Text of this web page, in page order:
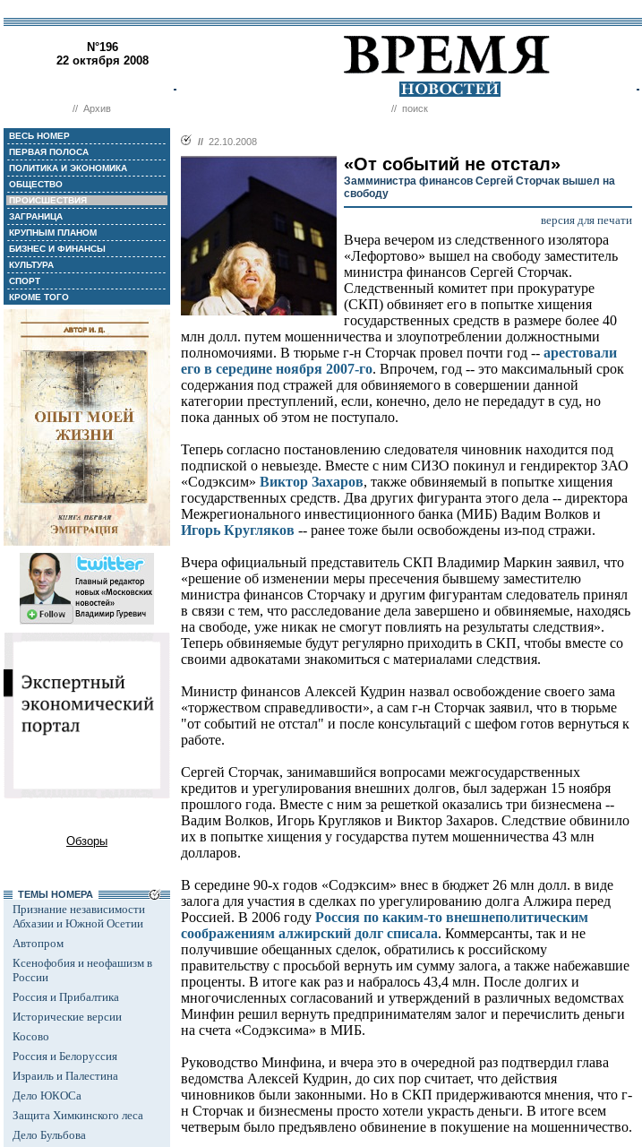
N°196
22 октября 2008
// Архив // поиск
ВЕСЬ НОМЕР
ПЕРВАЯ ПОЛОСА
ПОЛИТИКА И ЭКОНОМИКА
ОБЩЕСТВО
ПРОИСШЕСТВИЯ
ЗАГРАНИЦА
КРУПНЫМ ПЛАНОМ
БИЗНЕС И ФИНАНСЫ
КУЛЬТУРА
СПОРТ
КРОМЕ ТОГО
Обзоры
ТЕМЫ НОМЕРА
Признание независимости
Абхазии и Южной Осетии
Автопром
Ксенофобия и неофашизм в
России
Россия и Прибалтика
Исторические версии
Косово
Россия и Белоруссия
Израиль и Палестина
Дело ЮКОСа
Защита Химкинского леса
Дело Бульбова
// 22.10.2008
«От событий не отстал»
Замминистра финансов Сергей Сторчак вышел на
свободу
версия для печати
Вчера вечером из следственного изолятора
«Лефортово» вышел на свободу заместитель
министра финансов Сергей Сторчак.
Следственный комитет при прокуратуре
(СКП) обвиняет его в попытке хищения
государственных средств в размере более 40
млн долл. путем мошенничества и злоупотреблении должностными
полномочиями. В тюрьме г-н Сторчак провел почти год -- арестовали
его в середине ноября 2007-го. Впрочем, год -- это максимальный срок
содержания под стражей для обвиняемого в совершении данной
категории преступлений, если, конечно, дело не передадут в суд, но
пока данных об этом не поступало.
Теперь согласно постановлению следователя чиновник находится под
подпиской о невыезде. Вместе с ним СИЗО покинул и гендиректор ЗАО
«Содэксим» Виктор Захаров, также обвиняемый в попытке хищения
государственных средств. Два других фигуранта этого дела -- директора
Межрегионального инвестиционного банка (МИБ) Вадим Волков и
Игорь Кругляков -- ранее тоже были освобождены из-под стражи.
Вчера официальный представитель СКП Владимир Маркин заявил, что
«решение об изменении меры пресечения бывшему заместителю
министра финансов Сторчаку и другим фигурантам следователь принял
в связи с тем, что расследование дела завершено и обвиняемые, находясь
на свободе, уже никак не смогут повлиять на результаты следствия».
Теперь обвиняемые будут регулярно приходить в СКП, чтобы вместе со
своими адвокатами знакомиться с материалами следствия.
Министр финансов Алексей Кудрин назвал освобождение своего зама
«торжеством справедливости», а сам г-н Сторчак заявил, что в тюрьме
"от событий не отстал" и после консультаций с шефом готов вернуться к
работе.
Сергей Сторчак, занимавшийся вопросами межгосударственных
кредитов и урегулирования внешних долгов, был задержан 15 ноября
прошлого года. Вместе с ним за решеткой оказались три бизнесмена --
Вадим Волков, Игорь Кругляков и Виктор Захаров. Следствие обвинило
их в попытке хищения у государства путем мошенничества 43 млн
долларов.
В середине 90-х годов «Содэксим» внес в бюджет 26 млн долл. в виде
залога для участия в сделках по урегулированию долга Алжира перед
Россией. В 2006 году Россия по каким-то внешнеполитическим
соображениям алжирский долг списала. Коммерсанты, так и не
получившие обещанных сделок, обратились к российскому
правительству с просьбой вернуть им сумму залога, а также набежавшие
проценты. В итоге как раз и набралось 43,4 млн. После долгих и
многочисленных согласований и утверждений в различных ведомствах
Минфин решил вернуть предпринимателям залог и перечислить деньги
на счета «Содэксима» в МИБ.
Руководство Минфина, и вчера это в очередной раз подтвердил глава
ведомства Алексей Кудрин, до сих пор считает, что действия
чиновников были законными. Но в СКП придерживаются мнения, что г-
н Сторчак и бизнесмены просто хотели украсть деньги. В итоге всем
четверым было предъявлено обвинение в покушение на мошенничество.